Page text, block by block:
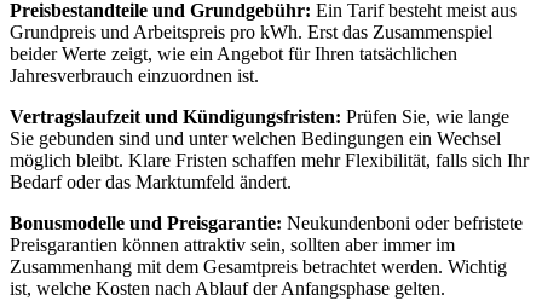
Preisbestandteile und Grundgebühr: Ein Tarif besteht meist aus
Grundpreis und Arbeitspreis pro kWh. Erst das Zusammenspiel
beider Werte zeigt, wie ein Angebot für Ihren tatsächlichen
Jahresverbrauch einzuordnen ist.
Vertragslaufzeit und Kündigungsfristen: Prüfen Sie, wie lange
Sie gebunden sind und unter welchen Bedingungen ein Wechsel
möglich bleibt. Klare Fristen schaffen mehr Flexibilität, falls sich Ihr
Bedarf oder das Marktumfeld ändert.
Bonusmodelle und Preisgarantie: Neukundenboni oder befristete
Preisgarantien können attraktiv sein, sollten aber immer im
Zusammenhang mit dem Gesamtpreis betrachtet werden. Wichtig
ist, welche Kosten nach Ablauf der Anfangsphase gelten.